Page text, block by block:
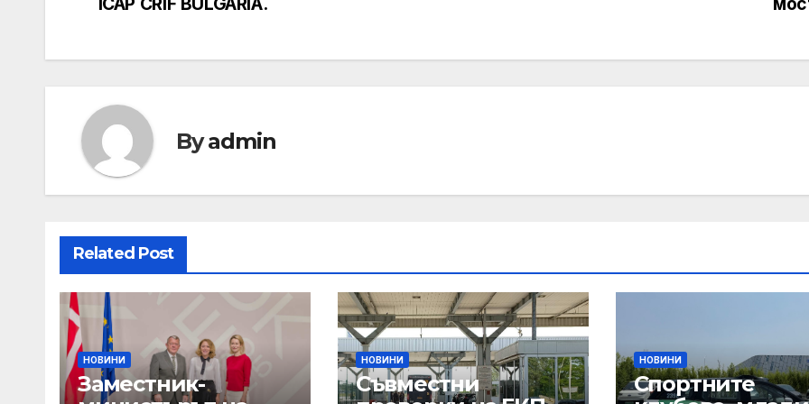
navigation
Byadmin
Related Post
НОВИНИ
Заместник-
НОВИНИ
Съвместни
НОВИНИ
Спортните